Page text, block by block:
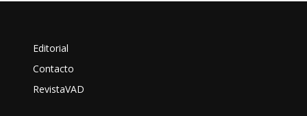
Editorial
Contacto
RevistaVAD